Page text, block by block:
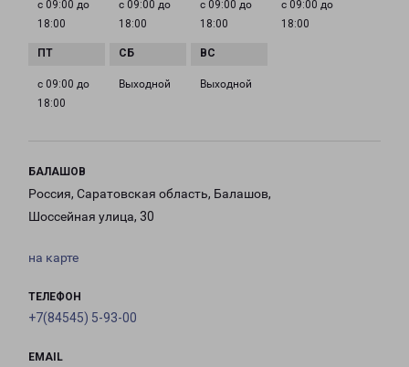
с 09:00 до
18:00
с 09:00 до
18:00
с 09:00 до
18:00
с 09:00 до
18:00
с 09:00 до
18:00
Выходной Выходной
БАЛАШОВ
Россия, Саратовская область, Балашов,
Шоссейная улица, 30
на карте
ТЕЛЕФОН
+7(84545) 5-93-00
EMAIL